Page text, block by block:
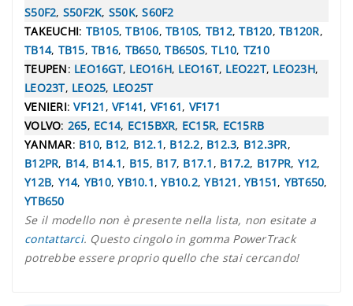
S50F2, S50F2K, S50K,S60F2
TAKEUCHI: TB105,TB106, TB10S, TB12,TB120, TB120R,
TB14, TB15, TB16, TB650,TB650S,TL10, TZ10
TEUPEN: LEO16GT, LEO16H, LEO16T, LEO22T, LEO23H,
LEO23T, LEO25, LEO25T
VENIERI:VF121 , VF141, VF161, VF171
VOLVO: 265, EC14, EC15BXR, EC15R, EC15RB
YANMAR: B10, B12, B12.1, B12.2, B12.3, B12.3PR,
B12PR, B14, B14.1, B15, B17, B17.1 , B17.2, B17PR, Y12,
Y12B, Y14, YB10,YB10.1,YB10.2,YB121 , YB151, YBT650,
YTB650
Se il modello non è presente nella lista, non esitate a
contattarci. Questo cingolo in gomma PowerTrack
potrebbe essere proprio quello che stai cercando!